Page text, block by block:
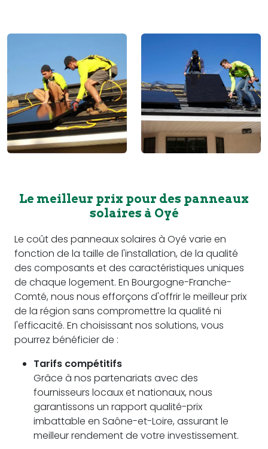
Le meilleur prix pour des panneaux
solaires à Oyé
Le coût des panneaux solaires à Oyé varie en
fonction de la taille de l'installation, de la qualité
des composants et des caractéristiques uniques
de chaque logement. En Bourgogne-Franche-
Comté, nous nous efforçons d'offrir le meilleur prix
de la région sans compromettre la qualité ni
l'efficacité. En choisissant nos solutions, vous
pourrez bénéficier de :
Tarifs compétitifs
Grâce à nos partenariats avec des
fournisseurs locaux et nationaux, nous
garantissons un rapport qualité-prix
imbattable en Saône-et-Loire, assurant le
meilleur rendement de votre investissement.